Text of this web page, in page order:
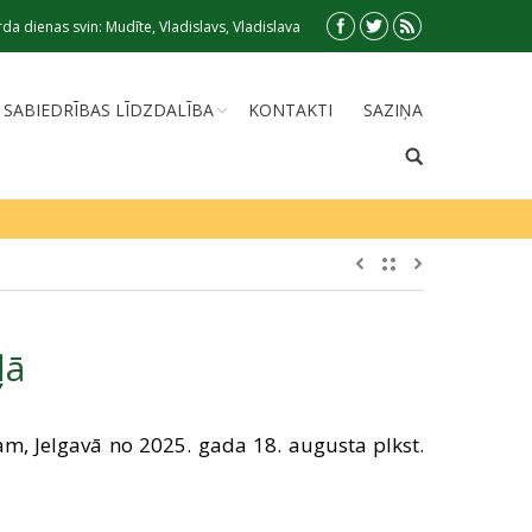
dienas svin: Mudīte, Vladislavs, Vladislava
SABIEDRĪBAS LĪDZDALĪBA KONTAKTI SAZIŅA
Jelgavā no 2025. gada 18. augusta plkst.